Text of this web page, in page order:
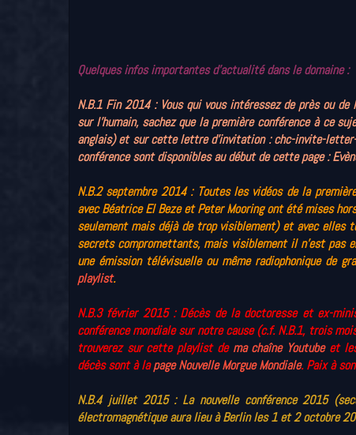
Quelques infos importantes d'actualité dans le domaine :
N.B.1 Fin 2014 : Vous qui vous intéressez de près ou
sur l'humain, sachez que la première conférence à ce
anglais) et sur cette lettre d'invitation :chc-invite-
conférence sont disponibles au début de cette page :
N.B.2septembre 2014 : Toutes les vidéos de la
avec Béatrice El Beze et Peter Mooring ont été mises
seulement mais déjà de trop visiblement) et avec elles
secrets compromettants, mais visiblement il n'est pas
une émission télévisuelle ou même radiophonique de
playlist.
N.B.3 février 2015 : Décès de la doctoresse et ex-
conférence mondiale sur notre cause (c.f. N.B.1, trois
trouverez sur cette playlist de ma chaîne Youtubeet les
décès sont à lapage Nouvelle Morgue Mondiale. Paix à
N.B.4 juillet 2015 : La nouvelle conférence 2015
électromagnétique aura lieu à Berlin les 1 et 2 octobre